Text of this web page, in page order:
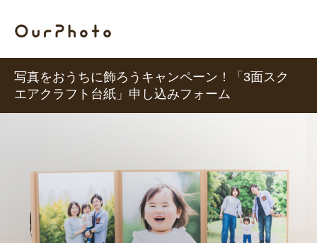
写真をおうちに飾ろうキャンペーン！「3面スク
エアクラフト台紙」申し込みフォーム